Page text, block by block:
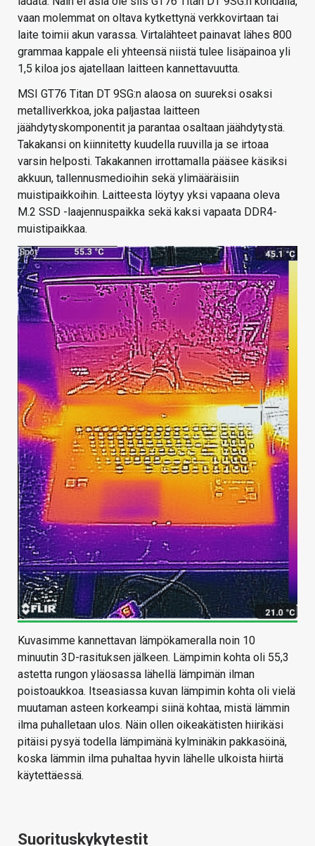
vaan molemmat on oltava kytkettynä verkkovirtaan tai
laite toimii akun varassa. Virtalähteet painavat lähes 800
grammaa kappale eli yhteensä niistä tulee lisäpainoa yli
1,5 kiloa jos ajatellaan laitteen kannettavuutta.
MSI GT76 Titan DT 9SG:n alaosa on suureksi osaksi
metalliverkkoa, joka paljastaa laitteen
jäähdytyskomponentit ja parantaa osaltaan jäähdytystä.
Takakansi on kiinnitetty kuudella ruuvilla ja se irtoaa
varsin helposti. Takakannen irrottamalla pääsee käsiksi
akkuun, tallennusmedioihin sekä ylimääräisiin
muistipaikkoihin. Laitteesta löytyy yksi vapaana oleva
M.2 SSD -laajennuspaikka sekä kaksi vapaata DDR4-
muistipaikkaa.
Kuvasimme kannettavan lämpökameralla noin 10
minuutin 3D-rasituksen jälkeen. Lämpimin kohta oli 55,3
astetta rungon yläosassa lähellä lämpimän ilman
poistoaukkoa. Itseasiassa kuvan lämpimin kohta oli vielä
muutaman asteen korkeampi siinä kohtaa, mistä lämmin
ilma puhalletaan ulos. Näin ollen oikeakätisten hiirikäsi
pitäisi pysyä todella lämpimänä kylminäkin pakkasöinä,
koska lämmin ilma puhaltaa hyvin lähelle ulkoista hiirtä
käytettäessä.
Suorituskykytestit